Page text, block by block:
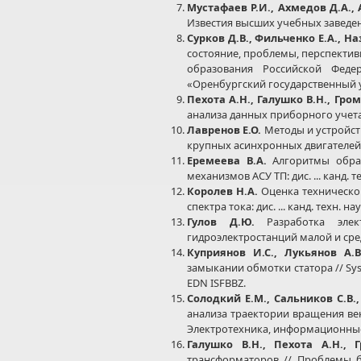
Мустафаев Р.И., Ахмедов Д.А.,
Известия высших учебных
Сурков Д.В., Фильченко Е.А.,
состояние, проблемы,
образования Российской
«Оренбургский государственный
Пехота А.Н., Галушко В.Н.,
анализа данных приборного
Лавренов Е.О. Методы и
крупных асинхронных
Еремеева В.А. Алгоритмы
механизмов АСУ ТП: дис. ... канд.
Королев Н.А. Оценка
спектра тока: дис. ... канд. техн.
Гулов Д.Ю. Разработка
гидроэлектростанций малой и
Куприянов И.С., Лукьянов
замыкании обмотки статора //
EDN ISFBBZ.
Солодкий Е.М.,Сальников
анализа траектории вращения
Электротехника, информационные
Галушко В.Н., Пехота А.Н.,